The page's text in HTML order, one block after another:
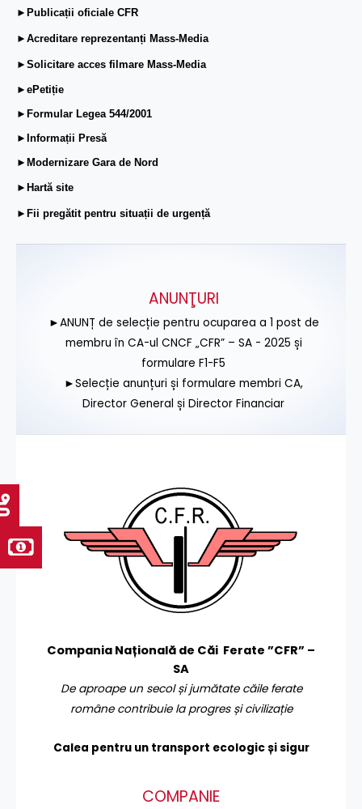
►Publicații oficiale CFR
►Acreditare reprezentanți Mass-Media
►Solicitare acces filmare Mass-Media
►ePetiție
►Formular Legea 544/2001
►Informații Presă
►Modernizare Gara de Nord
►Hartă site
►Fii pregătit pentru situații de urgență
ANUNŢURI
►ANUNȚ de selecție pentru ocuparea a 1 post de
membru în CA-ul CNCF „CFR” – SA - 2025 și
formulare F1-F5
►Selecție anunțuri și formulare membri CA,
Director General și Director Financiar
Compania Națională de Căi Ferate ”CFR” –
SA
De aproape un secol și jumătate căile ferate
române contribuie la progres și civilizație
Calea pentru un transport ecologic și sigur
COMPANIE